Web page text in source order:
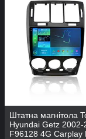
Штатна магнітола
Hyundai Getz 2002-
F96128 4G Carplay